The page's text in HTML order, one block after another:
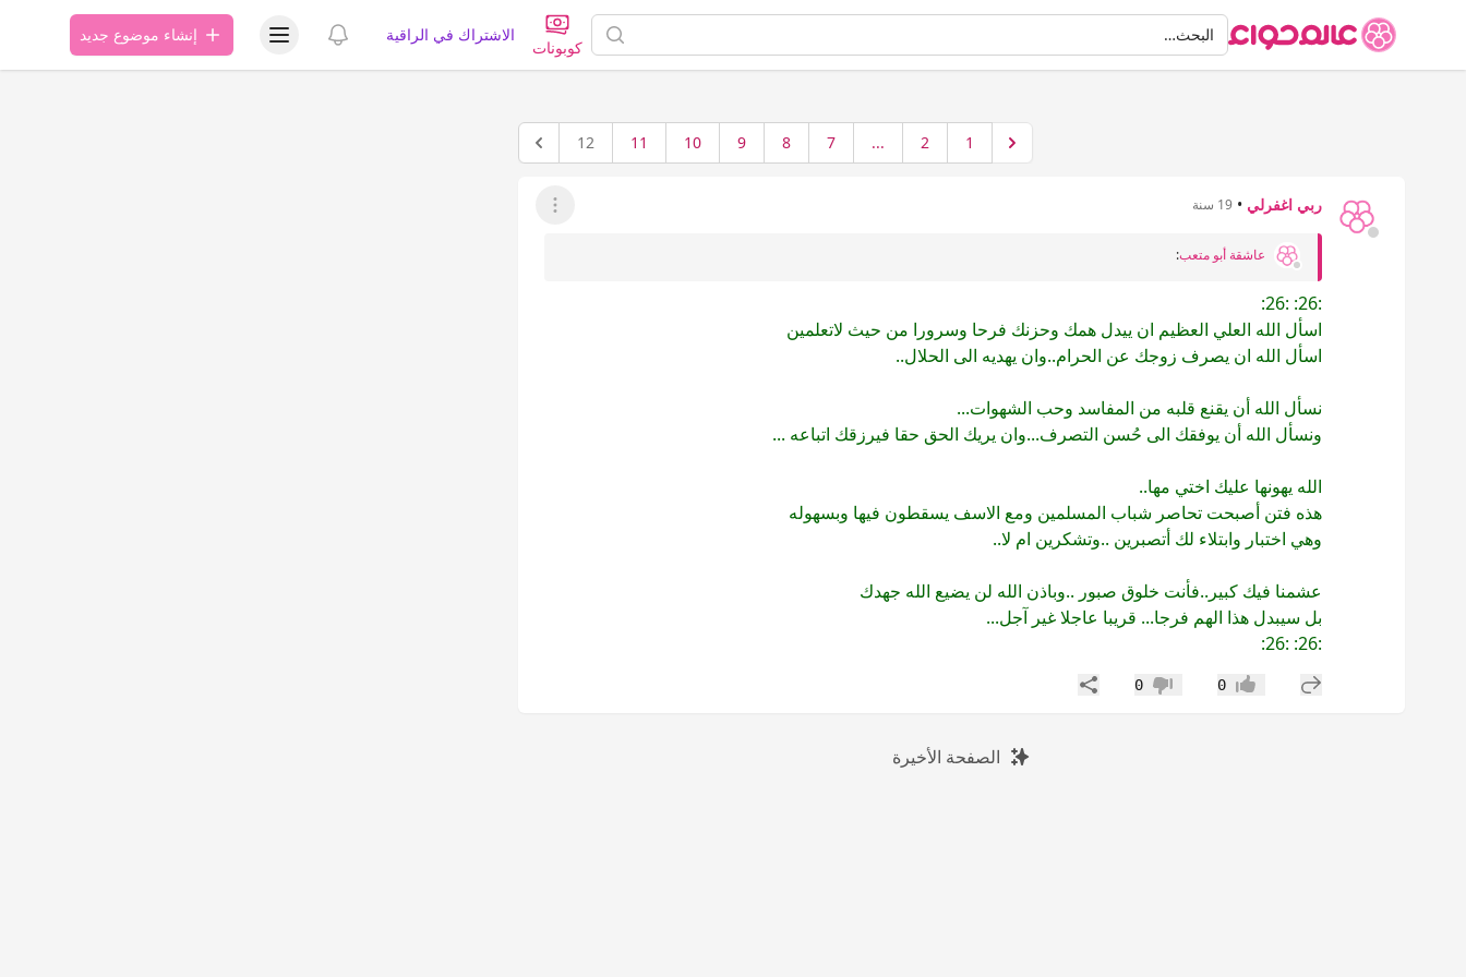
البحثالبحث…
كوبونات
الاشتراك في الراقية عرض الإشعاراتعرض قائمة المستخدمإنشاء موضوع جديد
1
2
...
7
8
9
10
11
12
ربي اغفرلي • 19 سنة عرض القائمة
عاشقة أبو متعب:
:26: :26:
اسأل الله العلي العظيم ان ييدل همك وحزنك فرحا وسرورا من حيث لاتعلمين
اسأل الله ان يصرف زوجك عن الحرام..وان يهديه الى الحلال..
نسأل الله أن يقنع قلبه من المفاسد وحب الشهوات...
ونسأل الله أن يوفقك الى حُسن التصرف...وان يريك الحق حقا فيرزقك اتباعه ...
الله يهونها عليك اختي مها..
هذه فتن أصبحت تحاصر شباب المسلمين ومع الاسف يسقطون فيها وبسهوله
وهي اختبار وابتلاء لك أتصبرين ..وتشكرين ام لا..
عشمنا فيك كبير..فأنت خلوق صبور ..وباذن الله لن يضيع الله جهدك
بل سيبدل هذا الهم فرجا... قريبا عاجلا غير آجل...
:26: :26:
إضافة رد جديد
إعجاب0 عدم إعجاب
0 مشاركة
الصفحة الأخيرة